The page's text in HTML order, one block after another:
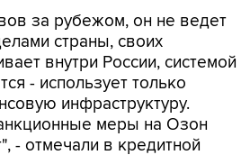
за рубежом, он не ведет
страны, своих
внутри России, системой
- использует только
инфраструктуру.
меры на Озон
- отмечали в кредитной